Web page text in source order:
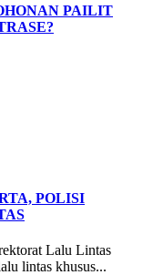
PAILIT
POLISI
Lalu Lintas
lintas khusus...